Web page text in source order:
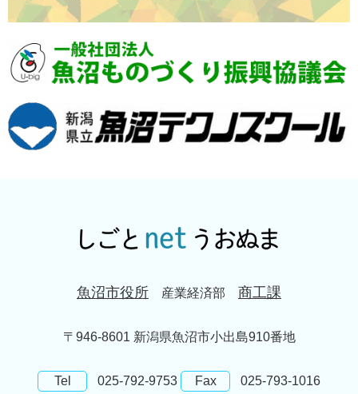
魚沼市役所 産業経済部 商工課
〒946-8601 新潟県魚沼市小出島910番地
Tel 025-792-9753 Fax 025-793-1016